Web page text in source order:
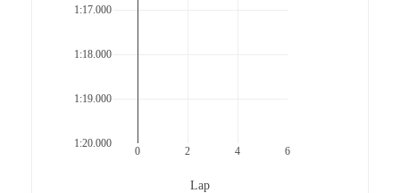
0 2 4 6
1:17.000
1:18.000
1:19.000
1:20.000
Lap